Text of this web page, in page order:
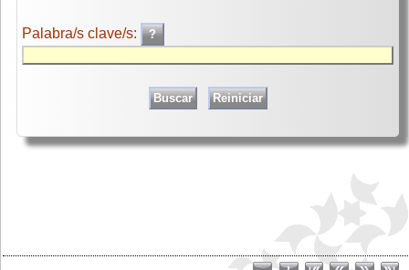
Palabra/s clave/s: